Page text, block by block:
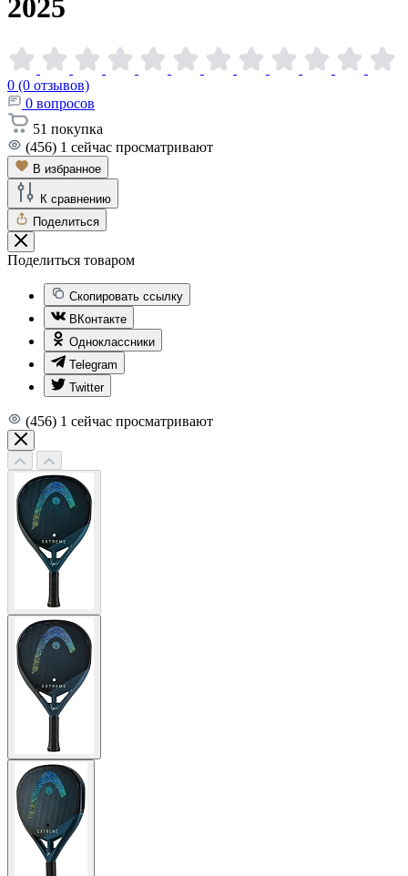
2025
0 (0 отзывов)
0 вопросов
51 покупка
(456) 1 сейчас просматривают
В избранное
К сравнению
Поделиться
Поделиться товаром
Скопировать ссылку
ВКонтакте
Одноклассники
Telegram
Twitter
(456) 1 сейчас просматривают